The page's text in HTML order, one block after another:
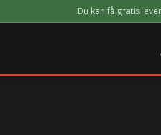
Du kan få gratis